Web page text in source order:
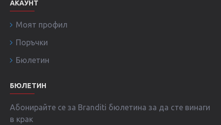
АКАУНТ
Моят профил
Поръчки
Бюлетин
БЮЛЕТИН
Абонирайте се за Branditi бюлетина за да сте винаги
в крак